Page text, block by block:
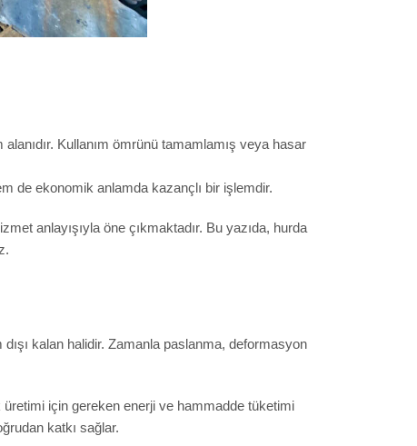
Kullanım ömrünü tamamlamış veya hasar
de ekonomik anlamda kazançlı bir işlemdir.
anlayışıyla öne çıkmaktadır. Bu yazıda, hurda
kalan halidir. Zamanla paslanma, deformasyon
için gereken enerji ve hammadde tüketimi
katkı sağlar.